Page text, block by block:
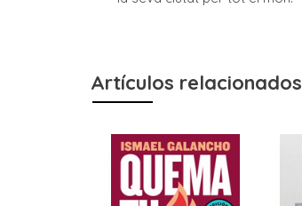
Artículos relacionados